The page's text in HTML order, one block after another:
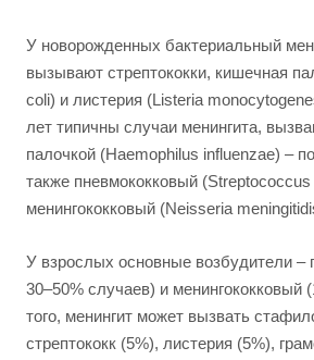
У новорожденных бактериальный
вызывают стрептококки, кишечная
coli) и листерия (Listeria
лет типичны случаи менингита,
палочкой (Haemophilus influenzae) –
также пневмококковый
менингококковый (Neisseria
У взрослых основные возбудители –
30–50% случаев) и менингококковый
того, менингит может вызвать
стрептококк (5%), листерия (5%),